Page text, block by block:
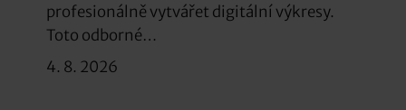
profesionálně vytvářet digitální výkresy.
Toto odborné…
4. 8. 2026